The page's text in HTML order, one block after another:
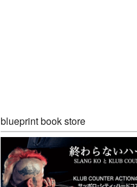
blueprint book store